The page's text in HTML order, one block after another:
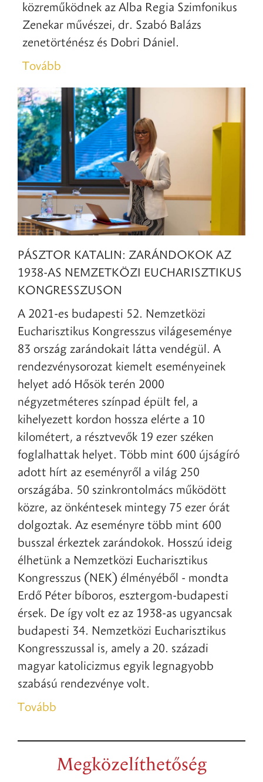
közreműködnek az Alba Regia Szimfonikus
Zenekar művészei, dr. Szabó Balázs
zenetörténész és Dobri Dániel.
Tovább
PÁSZTOR KATALIN: ZARÁNDOKOK AZ
1938-AS NEMZETKÖZI EUCHARISZTIKUS
KONGRESSZUSON
A 2021-es budapesti 52. Nemzetközi
Eucharisztikus Kongresszus világeseménye
83 ország zarándokait látta vendégül. A
rendezvénysorozat kiemelt eseményeinek
helyet adó Hősök terén 2000
négyzetméteres színpad épült fel, a
kihelyezett kordon hossza elérte a 10
kilométert, a résztvevők 19 ezer széken
foglalhattak helyet. Több mint 600 újságíró
adott hírt az eseményről a világ 250
országába. 50 szinkrontolmács működött
közre, az önkéntesek mintegy 75 ezer órát
dolgoztak. Az eseményre több mint 600
busszal érkeztek zarándokok. Hosszú ideig
élhetünk a Nemzetközi Eucharisztikus
Kongresszus (NEK) élményéből - mondta
Erdő Péter bíboros, esztergom-budapesti
érsek. De így volt ez az 1938-as ugyancsak
budapesti 34. Nemzetközi Eucharisztikus
Kongresszussal is, amely a 20. századi
magyar katolicizmus egyik legnagyobb
szabású rendezvénye volt.
Tovább
Megközelíthetőség